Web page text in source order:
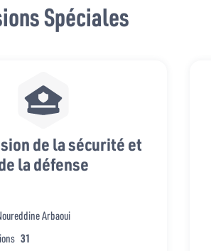
Spéciales
de la sécurité et
la défense
Arbaoui
31